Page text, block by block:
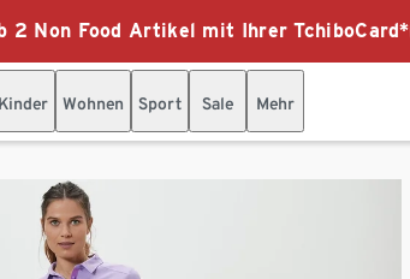
2 Non Food Artikel mit Ihrer TchiboCard*
Kinder Wohnen Sport Sale Mehr